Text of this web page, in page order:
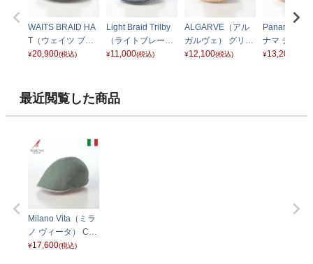
WAITS BRAID HA
T（ウェイツ ブレ
ードハット） グラ
¥20,900(税込)
Light Braid Trilby
（ライトブレード
トリルビー） 629
¥11,000(税込)
ALGARVE（アル
ガルヴェ） グリー
ン
¥12,100(税込)
Panama
ナマ ティピ
オレンジ
¥13,200
最近閲覧した商品
Milano Vita（ミラ
ノ ヴィータ） CT8
48 グリーン
¥17,600(税込)